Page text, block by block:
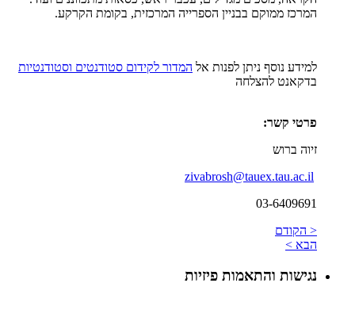
המרכז ממוקם בבניין הספרייה המרכזית, בקומת הקרקע.
למידע נוסף ניתן לפנות אל המדור לקידום סטודנטים וסטודנטיות
בדקאנט להצלחה
פרטי קשר:
זיוה ברוש
zivabrosh@tauex.tau.ac.il
03-6409691
< הקודם
הבא >
נגישות והתאמות פיזיות